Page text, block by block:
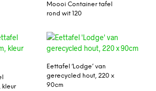
Moooi Container tafel
rond wit 120
kleur
Eettafel ‘Lodge’ van
gerecycled hout, 220 x
90cm